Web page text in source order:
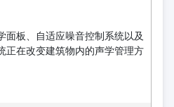
面板、自适应噪音控制系统以及
正在改变建筑物内的声学管理方